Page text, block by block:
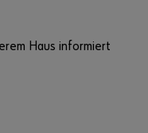
Haus informiert